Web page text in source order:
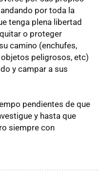
por toda la
tenga plena libertad
o proteger
camino (enchufes,
peligrosos, etc)
y campar a sus
pendientes de que
y hasta que
siempre con